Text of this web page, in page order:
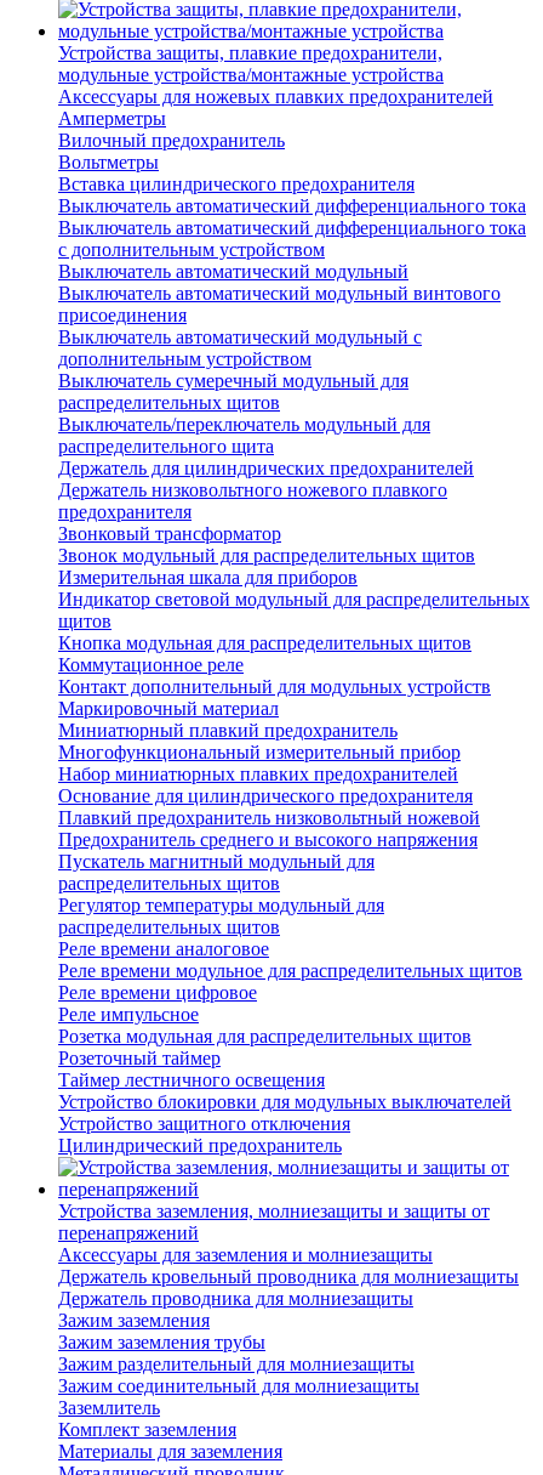
Устройства защиты, плавкие предохранители,
модульные устройства/монтажные устройства
Аксессуары для ножевых плавких предохранителей
Амперметры
Вилочный предохранитель
Вольтметры
Вставка цилиндрического предохранителя
Выключатель автоматический дифференциального тока
Выключатель автоматический дифференциального тока
с дополнительным устройством
Выключатель автоматический модульный
Выключатель автоматический модульный винтового
присоединения
Выключатель автоматический модульный с
дополнительным устройством
Выключатель сумеречный модульный для
распределительных щитов
Выключатель/переключатель модульный для
распределительного щита
Держатель для цилиндрических предохранителей
Держатель низковольтного ножевого плавкого
предохранителя
Звонковый трансформатор
Звонок модульный для распределительных щитов
Измерительная шкала для приборов
Индикатор световой модульный для распределительных
щитов
Кнопка модульная для распределительных щитов
Коммутационное реле
Контакт дополнительный для модульных устройств
Маркировочный материал
Миниатюрный плавкий предохранитель
Многофункциональный измерительный прибор
Набор миниатюрных плавких предохранителей
Основание для цилиндрического предохранителя
Плавкий предохранитель низковольтный ножевой
Предохранитель среднего и высокого напряжения
Пускатель магнитный модульный для
распределительных щитов
Регулятор температуры модульный для
распределительных щитов
Реле времени аналоговое
Реле времени модульное для распределительных щитов
Реле времени цифровое
Реле импульсное
Розетка модульная для распределительных щитов
Розеточный таймер
Таймер лестничного освещения
Устройство блокировки для модульных выключателей
Устройство защитного отключения
Цилиндрический предохранитель
Устройства заземления, молниезащиты и защиты от
перенапряжений
Аксессуары для заземления и молниезащиты
Держатель кровельный проводника для молниезащиты
Держатель проводника для молниезащиты
Зажим заземления
Зажим заземления трубы
Зажим разделительный для молниезащиты
Зажим соединительный для молниезащиты
Заземлитель
Комплект заземления
Материалы для заземления